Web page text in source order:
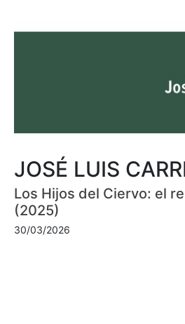
JOSÉ LUIS
Los Hijos del Ciervo: el
(2025)
30/03/2026